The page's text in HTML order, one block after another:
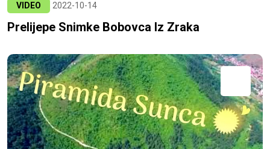
VIDEO 2022-10-14
Prelijepe Snimke Bobovca Iz Zraka